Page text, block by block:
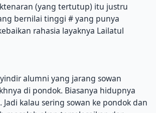
(yang tertutup) itu justru
bernilai tinggi # yang punya
rahasia layaknya Lailatul
alumni yang jarang sowan
di pondok. Biasanya hidupnya
Jadi kalau sering sowan ke pondok dan